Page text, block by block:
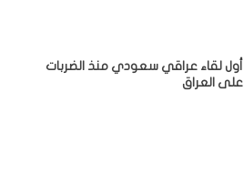
أول لقاء عراقي سعودي منذ الضربات
على العراق